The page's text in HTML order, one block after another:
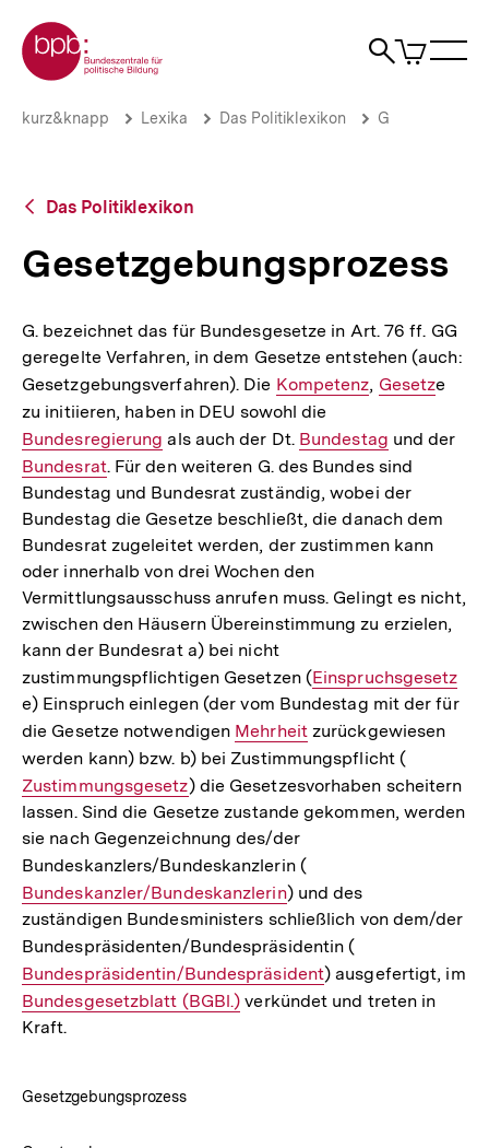
zum
Seiteninhalt
springen
Zur Startseite der bpb
Suche
Artikel
im
Gesetzgebungsprozess
Brotkrümelnavigation
Pfadnavigation
kurz&knapp Lexika Das Politiklexikon G
Zurück
Übersicht
Das Politiklexikon
Gesetzgebungsprozess
G. bezeichnet das für Bundesgesetze in Art. 76 ff. GG
geregelte Verfahren, in dem Gesetze entstehen (auch:
Gesetzgebungsverfahren). Die Interner
Link:
Kompetenz, Interner
Gesetze
zu initiieren, haben in DEU sowohl die
Link:
Bundesregierung als auch der Dt. Interner
Link:
Bundestag und der
Bundesrat. Für den weiteren G. des Bundes sind
Bundestag und Bundesrat zuständig, wobei der
Bundestag die Gesetze beschließt, die danach dem
Bundesrat zugeleitet werden, der zustimmen kann
oder innerhalb von drei Wochen den
Vermittlungsausschuss anrufen muss. Gelingt es nicht,
zwischen den Häusern Übereinstimmung zu erzielen,
kann der Bundesrat a) bei nicht
zustimmungspflichtigen Gesetzen (Interner
Link:
Einspruchsgesetz
e) Einspruch einlegen (der vom Bundestag mit der für
die Gesetze notwendigen Interner
Link:
Mehrheitzurückgewiesen
werden kann) bzw. b) bei Zustimmungspflicht (
Link:
Zustimmungsgesetz) die Gesetzesvorhaben scheitern
lassen. Sind die Gesetze zustande gekommen, werden
sie nach Gegenzeichnung des/der
Bundeskanzlers/Bundeskanzlerin (Interner
Link:
Bundeskanzler/Bundeskanzlerin) und des
zuständigen Bundesministers schließlich von dem/der
Bundespräsidenten/Bundespräsidentin (
Link:
Bundespräsidentin/Bundespräsident) ausgefertigt, im
Interner
Link:
Bundesgesetzblatt (BGBl.) verkündet und treten in
Kraft.
Gesetzgebungsprozess